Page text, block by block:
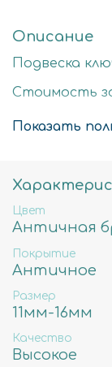
Описание
Подвеска
Стоимость
Цвет:
Состав:
Не содержит
Показать
Цвет
Античная
Покрытие
Античное
Размер
11мм-16мм
Качество
Высокое